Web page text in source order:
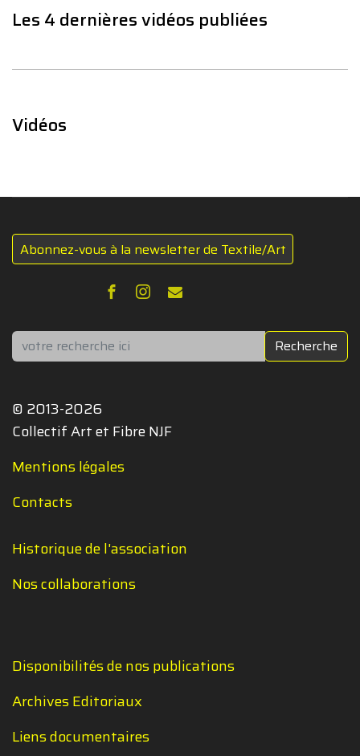
Les 4 dernières vidéos publiées
Vidéos
Abonnez-vous à la newsletter de Textile/Art
Rechercher Recherche
© 2013-2026
Collectif Art et Fibre NJF
Mentions légales
Contacts
Historique de l'association
Nos collaborations
Disponibilités de nos publications
Archives Editoriaux
Liens documentaires